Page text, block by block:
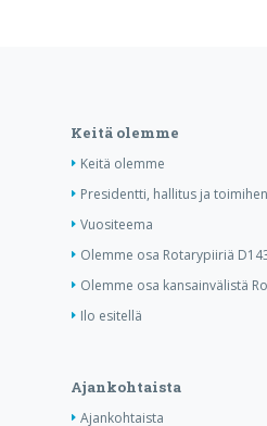
Keitä olemme
Keitä olemme
Presidentti, hallitus ja
Vuositeema
Olemme osa Rotarypiiriä
Olemme osa kansainvälistä
Ilo esitellä
Ajankohtaista
Ajankohtaista